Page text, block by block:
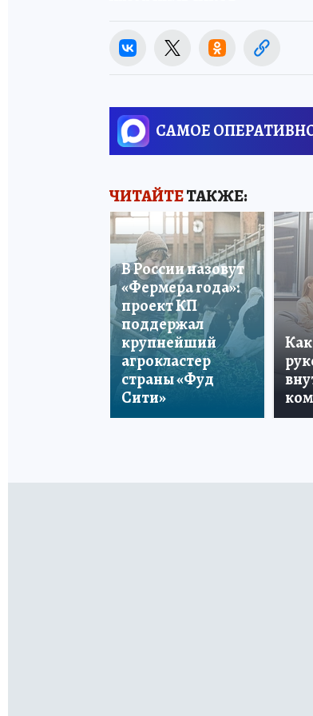
САМОЕ
ЧИТАЙТЕТАКЖЕ:
В России назовут
«Фермера года»:
проект КП
поддержал
крупнейший
агрокластер
страны «Фуд
Сити»